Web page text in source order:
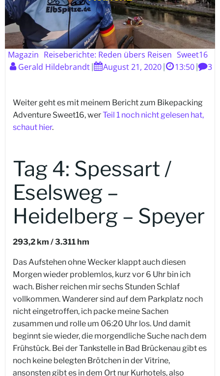
Magazin Reiseberichte: Reden übers Reisen Sweet16
Gerald Hildebrandt
August 21, 2020 13:50 3
Weiter geht es mit meinem Bericht zum Bikepacking
Adventure Sweet16, werTeil 1 noch nicht gelesen hat,
schaut hier.
Tag 4: Spessart /
Eselsweg –
Heidelberg – Speyer
293,2 km / 3.311 hm
Das Aufstehen ohne Wecker klappt auch diesen
Morgen wieder problemlos, kurz vor 6 Uhr bin ich
wach. Bisher reichen mir sechs Stunden Schlaf
vollkommen. Wanderer sind auf dem Parkplatz noch
nicht eingetroffen, ich packe meine Sachen
zusammen und rolle um 06:20 Uhr los. Und damit
beginnt sie wieder, die morgendliche Suche nach dem
Frühstück. Bei der Tankstelle in Bad Brückenau gibt es
noch keine belegten Brötchen in der Vitrine,
ansonsten gibt es in dem Ort nur Kurhotels, also